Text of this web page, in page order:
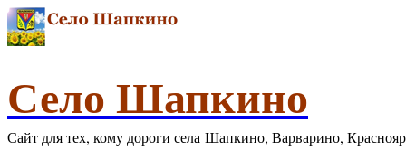
Село Шапкино
Сайт для тех, кому дороги села Шапкино, Варварино,